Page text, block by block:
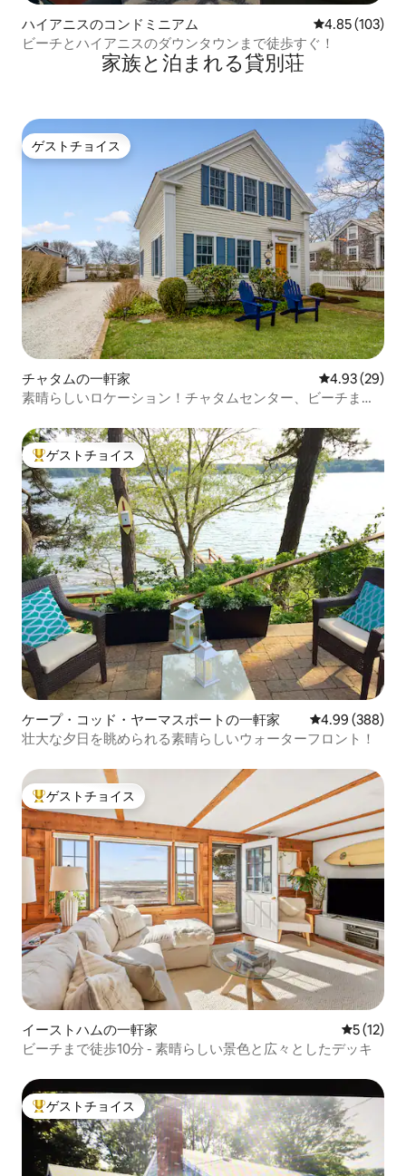
ハイアニスのコンドミニアム レビュー103
4.85 (103)
ビーチとハイアニスのダウンタウンまで徒歩すぐ！
家族と泊まれる貸別荘
ゲストチョイス
ゲストチョイス
チャタムの一軒家 レビュー29
4.93 (29)
素晴らしいロケーション！チャタムセンター、ビーチまで
大好評のゲストチョイスです。
ゲストチョイス
ケープ・コッド・ヤーマスポートの一軒家 レビュー388
4.99 (388)
壮大な夕日を眺められる素晴らしいウォーターフロント！
大好評のゲストチョイスです。
ゲストチョイス
イーストハムの一軒家 レビュー
5 (12)
ビーチまで徒歩10分 - 素晴らしい景色と広々としたデッキ
大好評のゲストチョイスです。
ゲストチョイス